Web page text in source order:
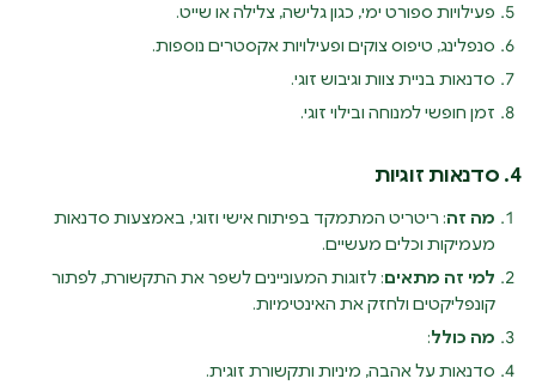
פעילויות ספורט ימי, כגון גלישה, צלילה או שייט.
סנפלינג, טיפוס צוקים ופעילויות אקסטרים נוספות.
סדנאות בניית צוות וגיבוש זוגי.
זמן חופשי למנוחה ובילוי זוגי.
4. סדנאות זוגיות
מה זה: ריטריט המתמקד בפיתוח אישי וזוגי, באמצעות סדנאות
מעמיקות וכלים מעשיים.
למי זה מתאים: לזוגות המעוניינים לשפר את התקשורת, לפתור
קונפליקטים ולחזק את האינטימיות.
מה כולל:
סדנאות על אהבה, מיניות ותקשורת זוגית.